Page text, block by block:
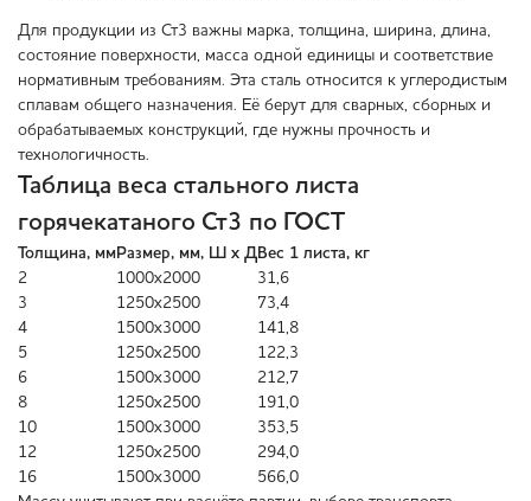
Для продукции из Ст3 важны марка, толщина, ширина, длина,
состояние поверхности, масса одной единицы и соответствие
нормативным требованиям. Эта сталь относится к углеродистым
сплавам общего назначения. Её берут для сварных, сборных и
обрабатываемых конструкций, где нужны прочность и
технологичность.
Таблица веса стального листа
горячекатаного Ст3 по ГОСТ
Толщина, ммРазмер, мм, Ш х ДВес 1 листа, кг
2
1000х2000
31,6
3
1250х2500
73,4
4
1500х3000
141,8
5
1250х2500
122,3
6
1500х3000
212,7
8
1250х2500
191,0
10
1500х3000
353,5
12
1250х2500
294,0
16
1500х3000
566,0